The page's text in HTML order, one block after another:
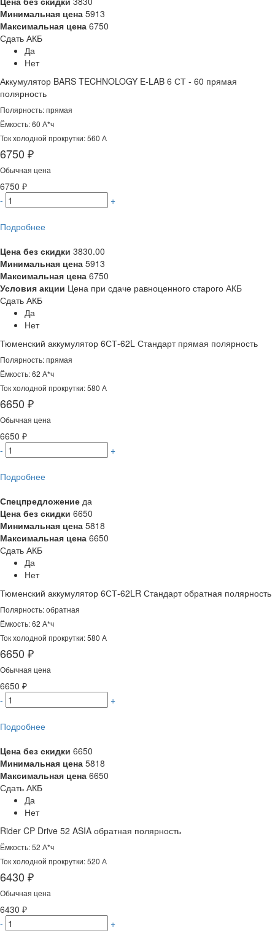
Минимальная цена 5913
Максимальная цена 6750
Сдать АКБ
Да
Нет
Аккумулятор BARS TECHNOLOGY E-LAB 6 СТ - 60 прямая
полярность
Полярность: прямая
Ёмкость: 60 А*ч
Ток холодной прокрутки: 560 А
6750 ₽
Обычная цена
6750 ₽
-
+
Подробнее
Цена без скидки 3830.00
Минимальная цена 5913
Максимальная цена 6750
Условия акции Цена при сдаче равноценного старого АКБ
Сдать АКБ
Да
Нет
Тюменский аккумулятор 6СТ-62L Стандарт прямая полярность
Полярность: прямая
Ёмкость: 62 А*ч
Ток холодной прокрутки: 580 А
6650 ₽
Обычная цена
6650 ₽
-
+
Подробнее
Спецпредложение да
Цена без скидки 6650
Минимальная цена 5818
Максимальная цена 6650
Сдать АКБ
Да
Нет
Тюменский аккумулятор 6СТ-62LR Стандарт обратная полярность
Полярность: обратная
Ёмкость: 62 А*ч
Ток холодной прокрутки: 580 А
6650 ₽
Обычная цена
6650 ₽
-
+
Подробнее
Цена без скидки 6650
Минимальная цена 5818
Максимальная цена 6650
Сдать АКБ
Да
Нет
Rider CP Drive 52 ASIA обратная полярность
Ёмкость: 52 А*ч
Ток холодной прокрутки: 520 А
6430 ₽
Обычная цена
6430 ₽
-
+